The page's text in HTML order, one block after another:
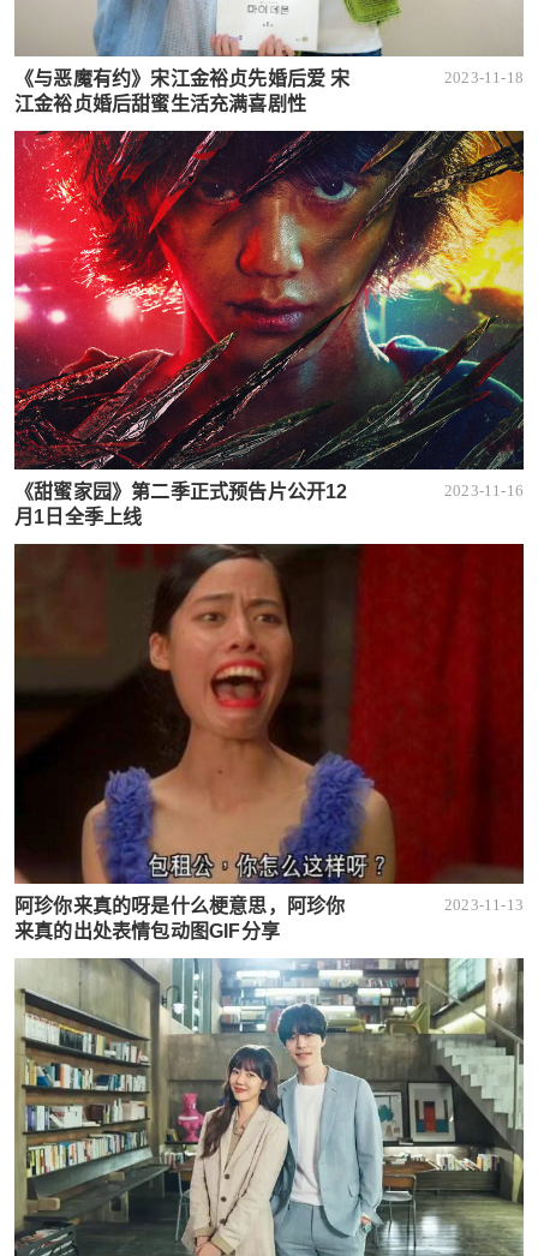
《与恶魔有约》宋江金裕贞先婚后爱 宋
江金裕贞婚后甜蜜生活充满喜剧性
2023-11-18
《甜蜜家园》第二季正式预告片公开12
月1日全季上线
2023-11-16
阿珍你来真的呀是什么梗意思，阿珍你
来真的出处表情包动图GIF分享
2023-11-13